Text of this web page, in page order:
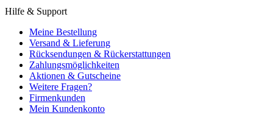
Hilfe & Support
Meine Bestellung
Versand & Lieferung
Rücksendungen & Rückerstattungen
Zahlungsmöglichkeiten
Aktionen & Gutscheine
Weitere Fragen?
Firmenkunden
Mein Kundenkonto